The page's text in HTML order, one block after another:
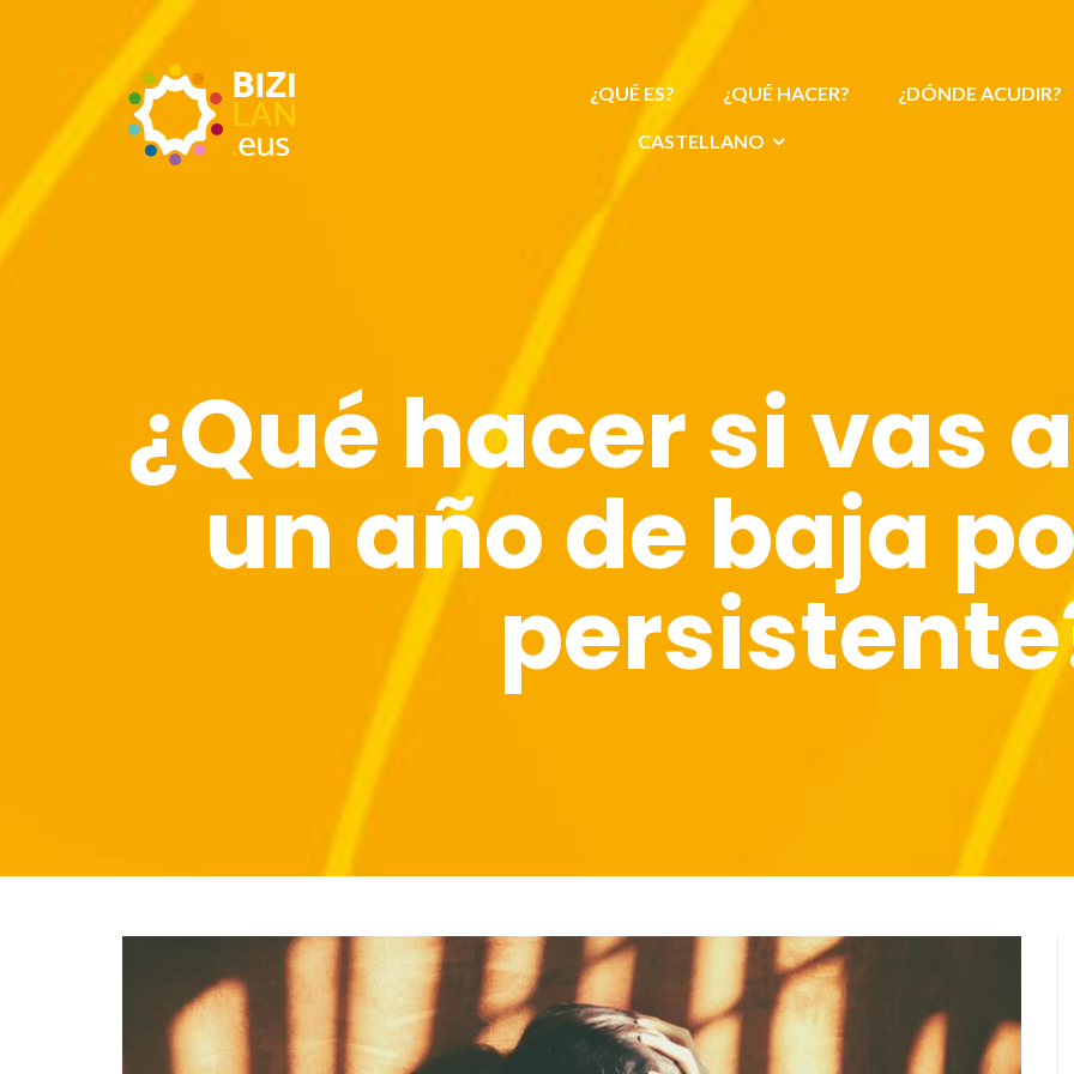
¿QUÉ ES? ¿QUÉ HACER? ¿DÓNDE ACUDIR?
CASTELLANO
¿Qué hacer si vas
un año de baja